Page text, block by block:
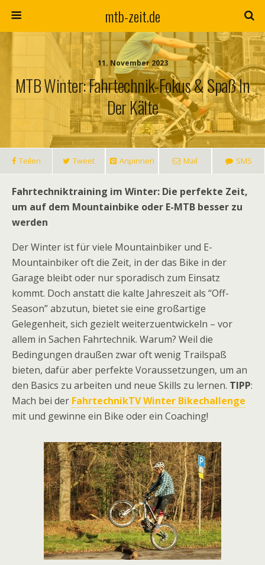
mtb-zeit.de
11. November 2023
MTB Winter: Fahrtechnik-Fokus & Spaß In
Der Kälte
Teilen Tweet Anpinnen Mail SMS
Fahrtechniktraining im Winter: Die perfekte Zeit,
um auf dem Mountainbike oder E-MTB besser zu
werden
Der Winter ist für viele Mountainbiker und E-
Mountainbiker oft die Zeit, in der das Bike in der
Garage bleibt oder nur sporadisch zum Einsatz
kommt. Doch anstatt die kalte Jahreszeit als “Off-
Season” abzutun, bietet sie eine großartige
Gelegenheit, sich gezielt weiterzuentwickeln – vor
allem in Sachen Fahrtechnik. Warum? Weil die
Bedingungen draußen zwar oft wenig Trailspaß
bieten, dafür aber perfekte Voraussetzungen, um an
den Basics zu arbeiten und neue Skills zu lernen. TIPP:
Mach bei der FahrtechnikTV Winter Bikechallenge
mit und gewinne ein Bike oder ein Coaching!